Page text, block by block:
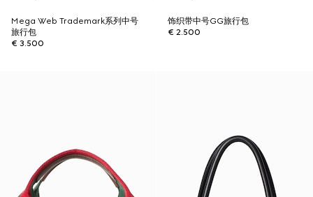
Mega Web Trademark系列中号
旅行包
€ 3.500
饰织带中号GG旅行包
€ 2.500